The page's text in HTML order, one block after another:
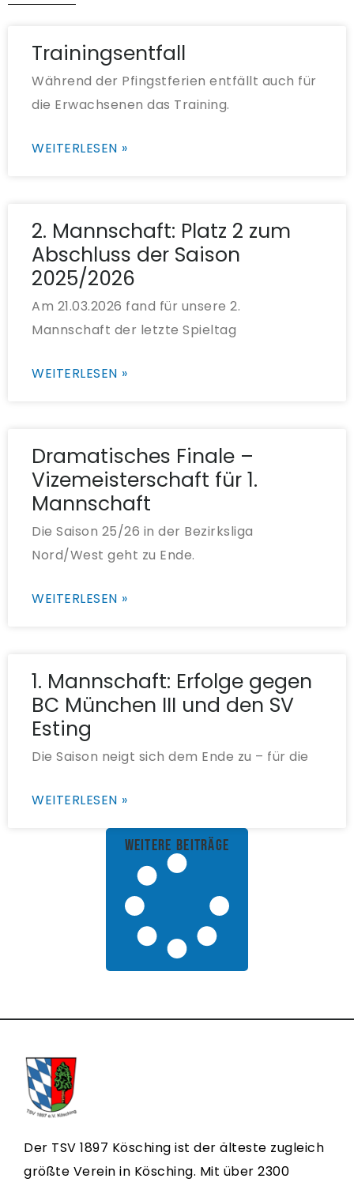
Trainingsentfall
Während der Pfingstferien entfällt auch für
die Erwachsenen das Training.
WEITERLESEN »
2. Mannschaft: Platz 2 zum
Abschluss der Saison
2025/2026
Am 21.03.2026 fand für unsere 2.
Mannschaft der letzte Spieltag
WEITERLESEN »
Dramatisches Finale –
Vizemeisterschaft für 1.
Mannschaft
Die Saison 25/26 in der Bezirksliga
Nord/West geht zu Ende.
WEITERLESEN »
1. Mannschaft: Erfolge gegen
BC München III und den SV
Esting
Die Saison neigt sich dem Ende zu – für die
WEITERLESEN »
weitere Beiträge
Der TSV 1897 Kösching ist der älteste zugleich
größte Verein in Kösching. Mit über 2300